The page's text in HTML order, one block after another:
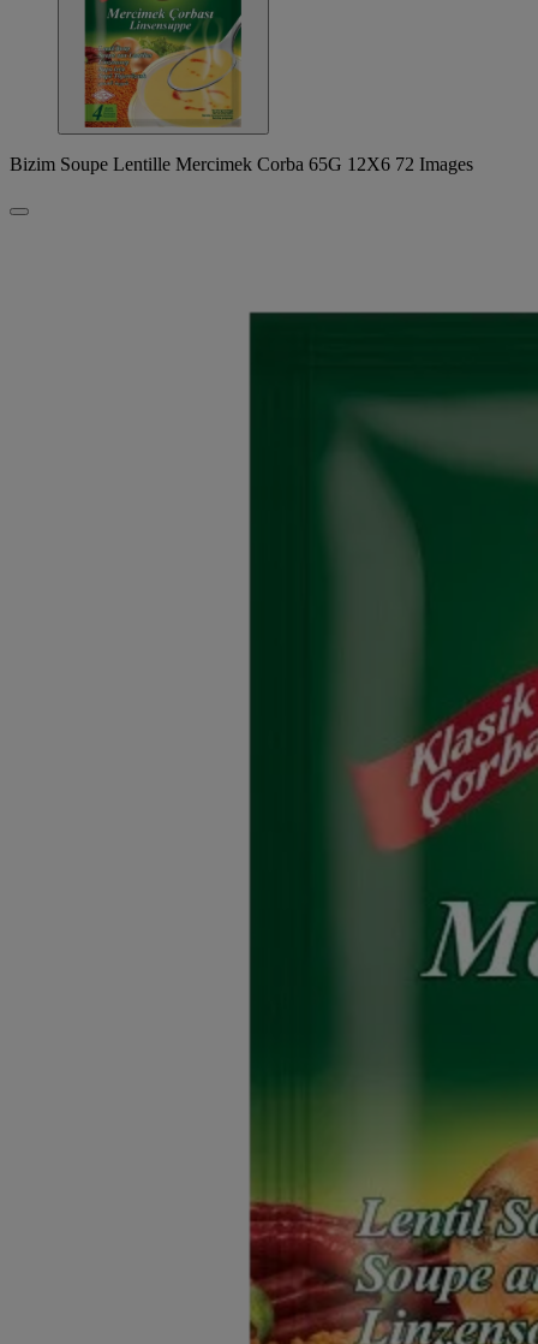
Bizim Soupe Lentille Mercimek Corba 65G 12X6 72 Images